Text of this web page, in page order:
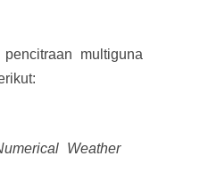
multiguna
Weather